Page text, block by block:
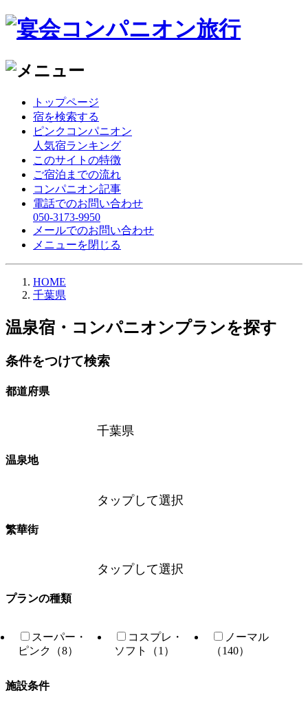
トップページ
宿を検索する
ピンクコンパニオン
人気宿ランキング
このサイトの特徴
ご宿泊までの流れ
コンパニオン記事
電話でのお問い合わせ
050-3173-9950
メールでのお問い合わせ
メニューを閉じる
HOME
千葉県
温泉宿・コンパニオンプランを探す
条件をつけて検索
都道府県
千葉県
温泉地
タップして選択
繁華街
タップして選択
プランの種類
スーパー・
ピンク（8）
コスプレ・
ソフト（1）
ノーマル
（140）
施設条件